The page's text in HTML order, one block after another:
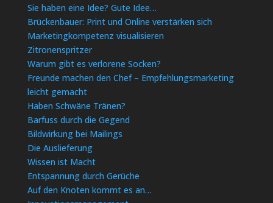
Sie haben eine Idee? Gute Idee…
Brückenbauer: Print und Online verstärken sich
Marketingkompetenz visualisieren
Zitronenspritzer
Warum gibt es verlorene Socken?
Freunde machen den Chef – Empfehlungsmarketing
leicht gemacht
Haben Schwäne Tränen?
Barfuss durch die Gegend
Bildwirkung bei Mailings
Die Auslieferung
Wissen ist Macht
Entspannung durch Gerüche
Auf den Knoten kommt es an…